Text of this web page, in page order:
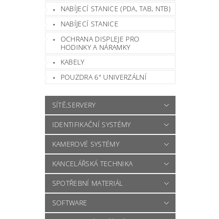
NABÍJECÍ STANICE (PDA, TAB, NTB)
NABÍJECÍ STANICE
OCHRANA DISPLEJE PRO
HODINKY A NÁRAMKY
KABELY
POUZDRA 6" UNIVERZÁLNÍ
SÍTĚ,SERVERY
IDENTIFIKAČNÍ SYSTÉMY
KAMEROVÉ SYSTÉMY
KANCELÁŘSKÁ TECHNIKA
SPOTŘEBNÍ MATERIÁL
SOFTWARE